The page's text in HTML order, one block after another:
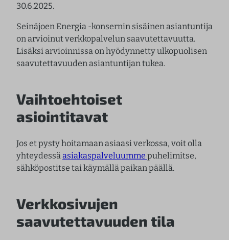
30.6.2025.
Seinäjoen Energia -konsernin sisäinen asiantuntija
on arvioinut verkkopalvelun saavutettavuutta.
Lisäksi arvioinnissa on hyödynnetty ulkopuolisen
saavutettavuuden asiantuntijan tukea.
Vaihtoehtoiset
asiointitavat
Jos et pysty hoitamaan asiaasi verkossa, voit olla
yhteydessä asiakaspalveluumme puhelimitse,
sähköpostitse tai käymällä paikan päällä.
Verkkosivujen
saavutettavuuden tila